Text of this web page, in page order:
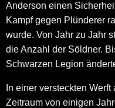
Anderson einen
Kampf gegen Plünderer
wurde. Von Jahr zu Jahr
die Anzahl der Söldner.
Schwarzen Legion
In einer versteckten
Zeitraum von einigen